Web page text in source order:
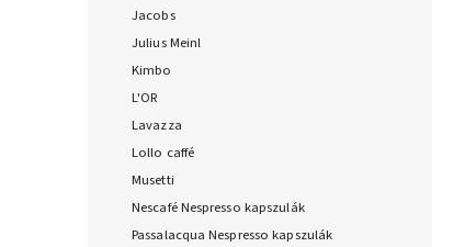
Jacobs
Julius Meinl
Kimbo
L'OR
Lavazza
Lollo caffé
Musetti
Nescafé Nespresso kapszulák
Passalacqua Nespresso kapszulák